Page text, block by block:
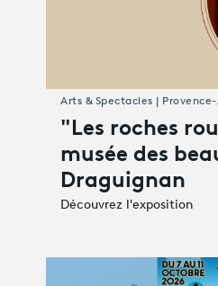
"Les roches
musée des
Draguignan
Découvrez l'exposition
Arts & Spectacles |